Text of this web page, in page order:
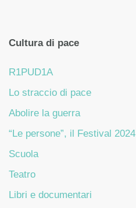
Cultura di pace
R1PUD1A
Lo straccio di pace
Abolire la guerra
“Le persone”, il Festival 2024
Scuola
Teatro
Libri e documentari